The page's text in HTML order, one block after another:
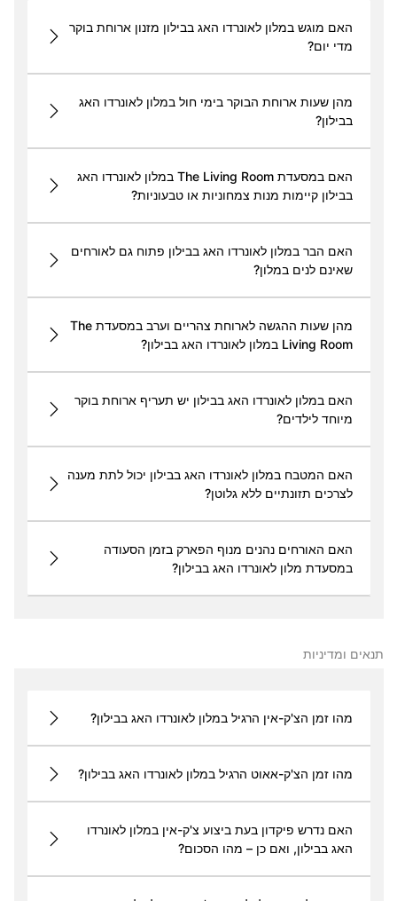
האם מוגש במלון לאונרדו האג בבילון מזנון ארוחת בוקר
מדי יום?
מהן שעות ארוחת הבוקר בימי חול במלון לאונרדו האג
בבילון?
האם במסעדת The Living Room במלון לאונרדו האג
בבילון קיימות מנות צמחוניות או טבעוניות?
האם הבר במלון לאונרדו האג בבילון פתוח גם לאורחים
שאינם לנים במלון?
מהן שעות ההגשה לארוחת צהריים וערב במסעדת The
Living Room במלון לאונרדו האג בבילון?
האם במלון לאונרדו האג בבילון יש תעריף ארוחת בוקר
מיוחד לילדים?
האם המטבח במלון לאונרדו האג בבילון יכול לתת מענה
לצרכים תזונתיים ללא גלוטן?
האם האורחים נהנים מנוף הפארק בזמן הסעודה
במסעדת מלון לאונרדו האג בבילון?
תנאים ומדיניות
מהו זמן הצ'ק-אין הרגיל במלון לאונרדו האג בבילון?
מהו זמן הצ'ק-אאוט הרגיל במלון לאונרדו האג בבילון?
האם נדרש פיקדון בעת ביצוע צ'ק-אין במלון לאונרדו
האג בבילון, ואם כן – מהו הסכום?